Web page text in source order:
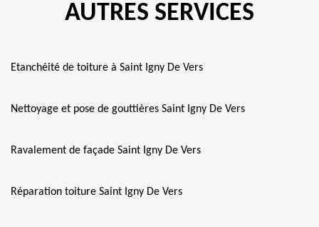
AUTRES SERVICES
Etanchéité de toiture à Saint Igny De Vers
Nettoyage et pose de gouttières Saint Igny De Vers
Ravalement de façade Saint Igny De Vers
Réparation toiture Saint Igny De Vers